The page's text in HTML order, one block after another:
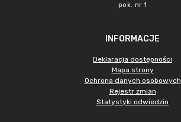
pok. nr 1
INFORMACJE
Deklaracja dostępności
Mapa strony
Ochrona danych osobowych
Rejestr zmian
Statystyki odwiedzin